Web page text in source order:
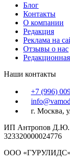
Блог
Контакты
О компании
Редакция
Реклама на
Отзывы о нас
Наши контакты
+7 (996)
г. Москва,
ИП Антропов
323320000024776
ООО «ГУРУЛИДС»